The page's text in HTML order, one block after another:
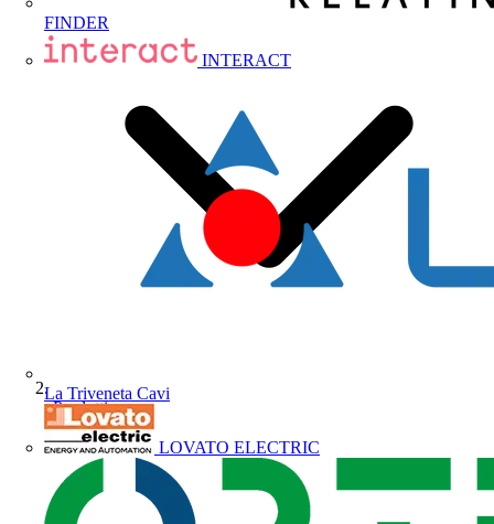
FINDER
INTERACT
La Triveneta Cavi
LOVATO ELECTRIC
Prodotti